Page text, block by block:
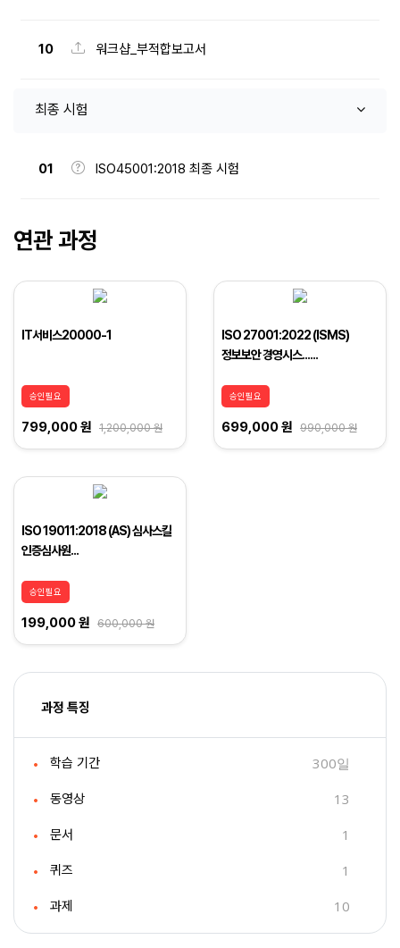
10 워크샵_부적합보고서
최종 시험
01 ISO45001:2018 최종 시험
연관 과정
IT서비스20000-1
승인필요
799,000 원 1,200,000 원
ISO 27001:2022 (ISMS)
정보보안 경영시스......
승인필요
699,000 원 990,000 원
ISO 19011:2018 (AS) 심사스킬
인증심사원...
승인필요
199,000 원 600,000 원
과정 특징
학습 기간 300일
동영상 13
문서 1
퀴즈 1
과제 10